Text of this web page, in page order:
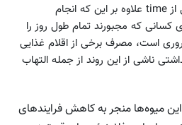
به گزارش آوای سلامت به نقل از time علاوه بر این که انجام
کسانی که مجبورند تمام طول روز را
است، مصرف برخی از اقلام غذایی
ناشی از این روند از جمله التهاب
میوه‌ها منجر به کاهش فرایندهای